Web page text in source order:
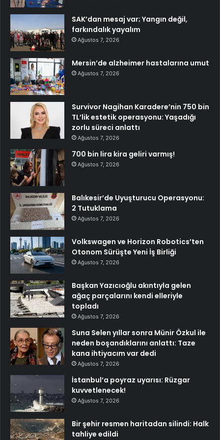
SAK’dan mesaj var; Yangın değil,
farkındalık yayalım
Ağustos 7, 2026
Mersin’de alzheimer hastalarına umut
Ağustos 7, 2026
Survivor Nagihan Karadere’nin 750 bin
TL’lik estetik operasyonu: Yaşadığı
zorlu süreci anlattı
Ağustos 7, 2026
700 bin lira kira geliri varmış!
Ağustos 7, 2026
Balıkesir’de Uyuşturucu Operasyonu:
2 Tutuklama
Ağustos 7, 2026
Volkswagen ve Horizon Robotics’ten
Otonom Sürüşte Yeni İş Birliği
Ağustos 7, 2026
Başkan Yazıcıoğlu akıntıyla gelen
ağaç parçalarını kendi elleriyle
topladı
Ağustos 7, 2026
Suna Selen yıllar sonra Münir Özkul ile
neden boşandıklarını anlattı: Taze
kana ihtiyacım var dedi
Ağustos 7, 2026
İstanbul’a poyraz uyarısı: Rüzgar
kuvvetlenecek!
Ağustos 7, 2026
Bir şehir resmen haritadan silindi: Halk
tahliye edildi